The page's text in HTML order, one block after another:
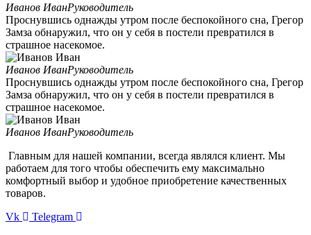
Иванов ИванРуководитель
Проснувшись однажды утром после беспокойного сна, Грегор
Замза обнаружил, что он у себя в постели превратился в
страшное насекомое.
Иванов ИванРуководитель
Проснувшись однажды утром после беспокойного сна, Грегор
Замза обнаружил, что он у себя в постели превратился в
страшное насекомое.
Иванов ИванРуководитель
Главным для нашей компании, всегда являлся клиент. Мы
работаем для того чтобы обеспечить ему максимально
комфортный выбор и удобное приобретение качественных
товаров.
Vk
Telegram